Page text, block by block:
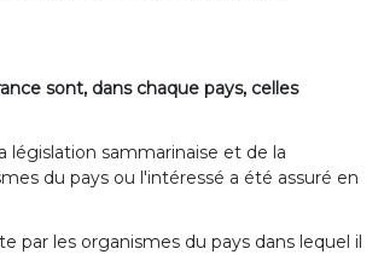
sont, dans chaque pays, celles
législation sammarinaise et de la
du pays ou l'intéressé a été assuré en
par les organismes du pays dans lequel il